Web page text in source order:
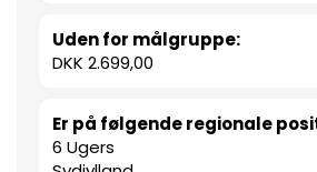
Uden for målgruppe:
DKK 2.699,00
Er på følgende regionale
6 Ugers